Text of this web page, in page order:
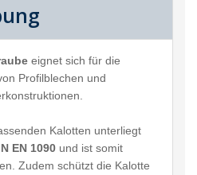
eignet sich für die
Profilblechen und
Kalotten unterliegt
EN 1090 und ist somit
Zudem schützt die Kalotte